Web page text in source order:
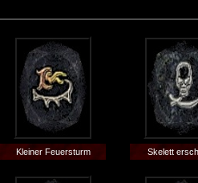
Kleiner Feuersturm Skelett